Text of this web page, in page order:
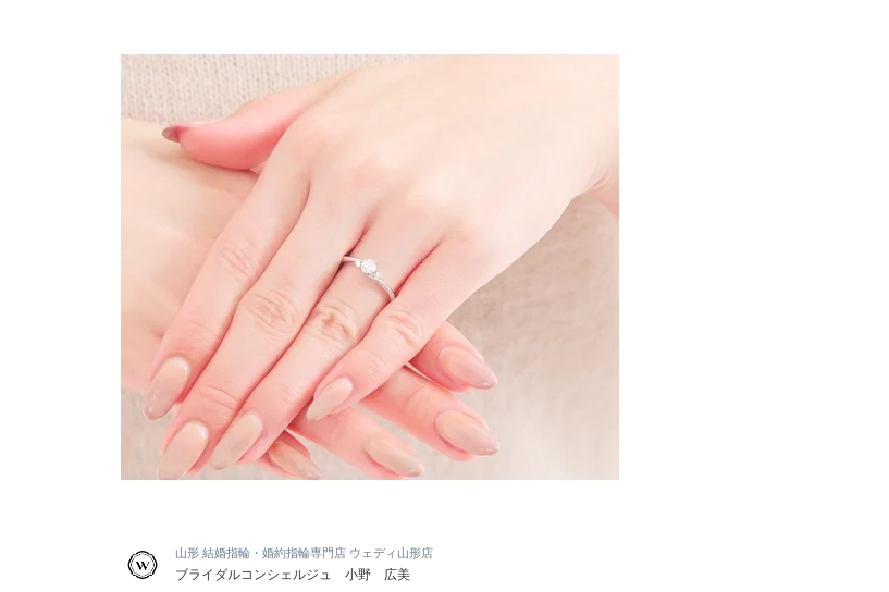
山形 結婚指輪・婚約指輪専門店 ウェディ山形店
ブライダルコンシェルジュ 小野 広美